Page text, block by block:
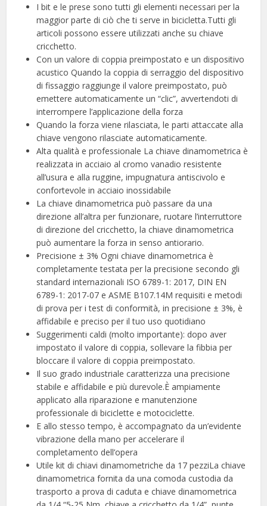
I bit e le prese sono tutti gli elementi necessari per la
maggior parte di ciò che ti serve in bicicletta.Tutti gli
articoli possono essere utilizzati anche su chiave
cricchetto.
Con un valore di coppia preimpostato e un dispositivo
acustico Quando la coppia di serraggio del dispositivo
di fissaggio raggiunge il valore preimpostato, può
emettere automaticamente un “clic”, avvertendoti di
interrompere l’applicazione della forza
Quando la forza viene rilasciata, le parti attaccate alla
chiave vengono rilasciate automaticamente.
Alta qualità e professionale La chiave dinamometrica è
realizzata in acciaio al cromo vanadio resistente
all’usura e alla ruggine, impugnatura antiscivolo e
confortevole in acciaio inossidabile
La chiave dinamometrica può passare da una
direzione all’altra per funzionare, ruotare l’interruttore
di direzione del cricchetto, la chiave dinamometrica
può aumentare la forza in senso antiorario.
Precisione ± 3% Ogni chiave dinamometrica è
completamente testata per la precisione secondo gli
standard internazionali ISO 6789-1: 2017, DIN EN
6789-1: 2017-07 e ASME B107.14M requisiti e metodi
di prova per i test di conformità, in precisione ± 3%, è
affidabile e preciso per il tuo uso quotidiano
Suggerimenti caldi (molto importante): dopo aver
impostato il valore di coppia, sollevare la fibbia per
bloccare il valore di coppia preimpostato.
Il suo grado industriale caratterizza una precisione
stabile e affidabile e più durevole.È ampiamente
applicato alla riparazione e manutenzione
professionale di biciclette e motociclette.
E allo stesso tempo, è accompagnato da un’evidente
vibrazione della mano per accelerare il
completamento dell’opera
Utile kit di chiavi dinamometriche da 17 pezziLa chiave
dinamometrica fornita da una comoda custodia da
trasporto a prova di caduta e chiave dinamometrica